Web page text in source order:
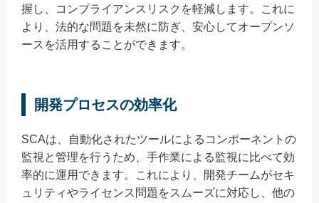
握し、コンプライアンスリスクを軽減します。これに
より、法的な問題を未然に防ぎ、安心してオープンソ
ースを活用することができます。
開発プロセスの効率化
SCAは、自動化されたツールによるコンポーネントの
監視と管理を行うため、手作業による監視に比べて効
率的に運用できます。これにより、開発チームがセキ
ュリティやライセンス問題をスムーズに対応し、他の